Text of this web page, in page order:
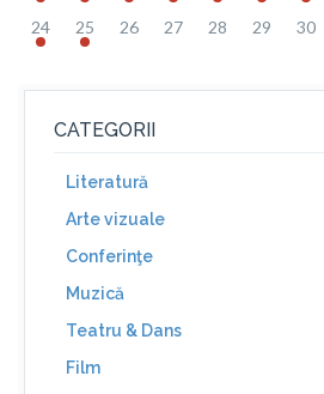
24 25 26 27 28 29 30
CATEGORII
Literatură
Arte vizuale
Conferinţe
Muzică
Teatru & Dans
Film